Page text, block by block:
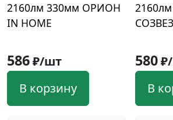
2160лм 330мм ОРИОН
IN HOME
586₽/шт
В корзину
580
В